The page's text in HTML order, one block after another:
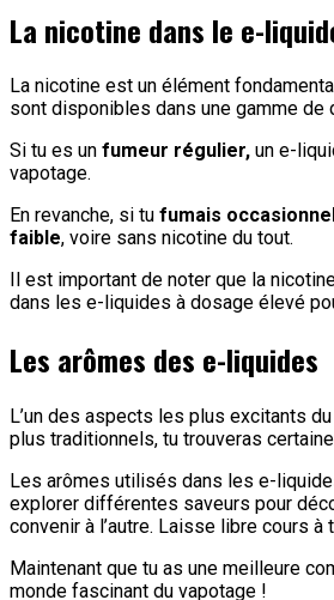
La nicotine dans le e-
La nicotine est un élément
sont disponibles dans une gamme
Si tu es un fumeur régulier, un e-
vapotage.
En revanche, si tu fumais
faible, voire sans nicotine du tout.
Il est important de noter que la
dans les e-liquides à dosage élevé
Les arômes des e-liquides
L’un des aspects les plus excitants
plus traditionnels, tu trouveras
Les arômes utilisés dans les e-
explorer différentes saveurs pour
convenir à l’autre. Laisse libre cours
Maintenant que tu as une meilleure
monde fascinant du vapotage !